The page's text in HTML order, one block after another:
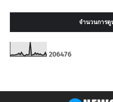
จำนวนการดู
206476